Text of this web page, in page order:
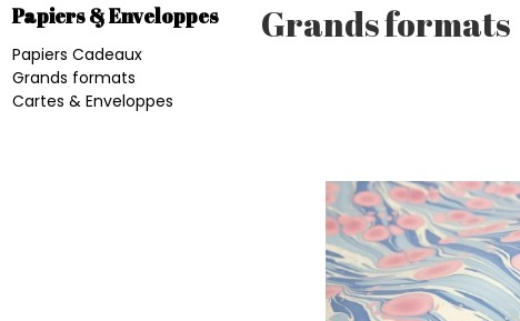
Grands formats
Papiers & Enveloppes
Papiers Cadeaux
Grands formats
Cartes & Enveloppes